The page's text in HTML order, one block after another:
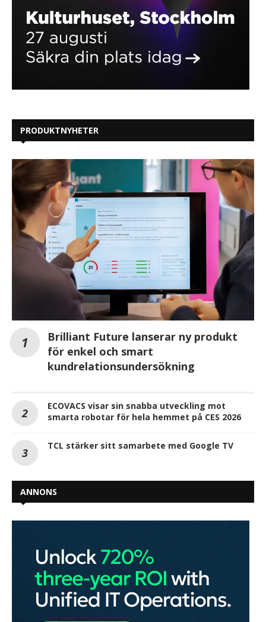
PRODUKTNYHETER
Brilliant Future lanserar ny produkt
för enkel och smart
kundrelationsundersökning
ECOVACS visar sin snabba utveckling mot
smarta robotar för hela hemmet på CES 2026
TCL stärker sitt samarbete med Google TV
ANNONS